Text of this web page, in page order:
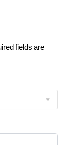
fields are